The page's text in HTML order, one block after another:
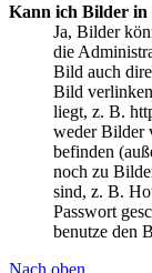
Kann ich Bilder in
Ja, Bilder
die
Bild auch
Bild
liegt, z. B.
weder Bilder
befinden
noch zu
sind, z. B.
Passwort
benutze den
Nach oben